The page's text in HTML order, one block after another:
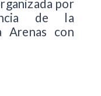
por
de la
Arenas con